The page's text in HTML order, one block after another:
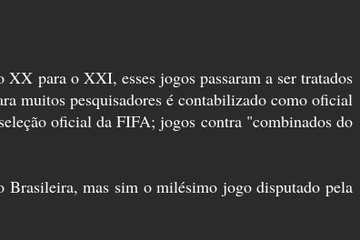
para o XXI, esses jogos passaram a ser tratados
muitos pesquisadores é contabilizado como oficial
oficial da FIFA; jogos contra "combinados do
Brasileira, mas sim o milésimo jogo disputado pela